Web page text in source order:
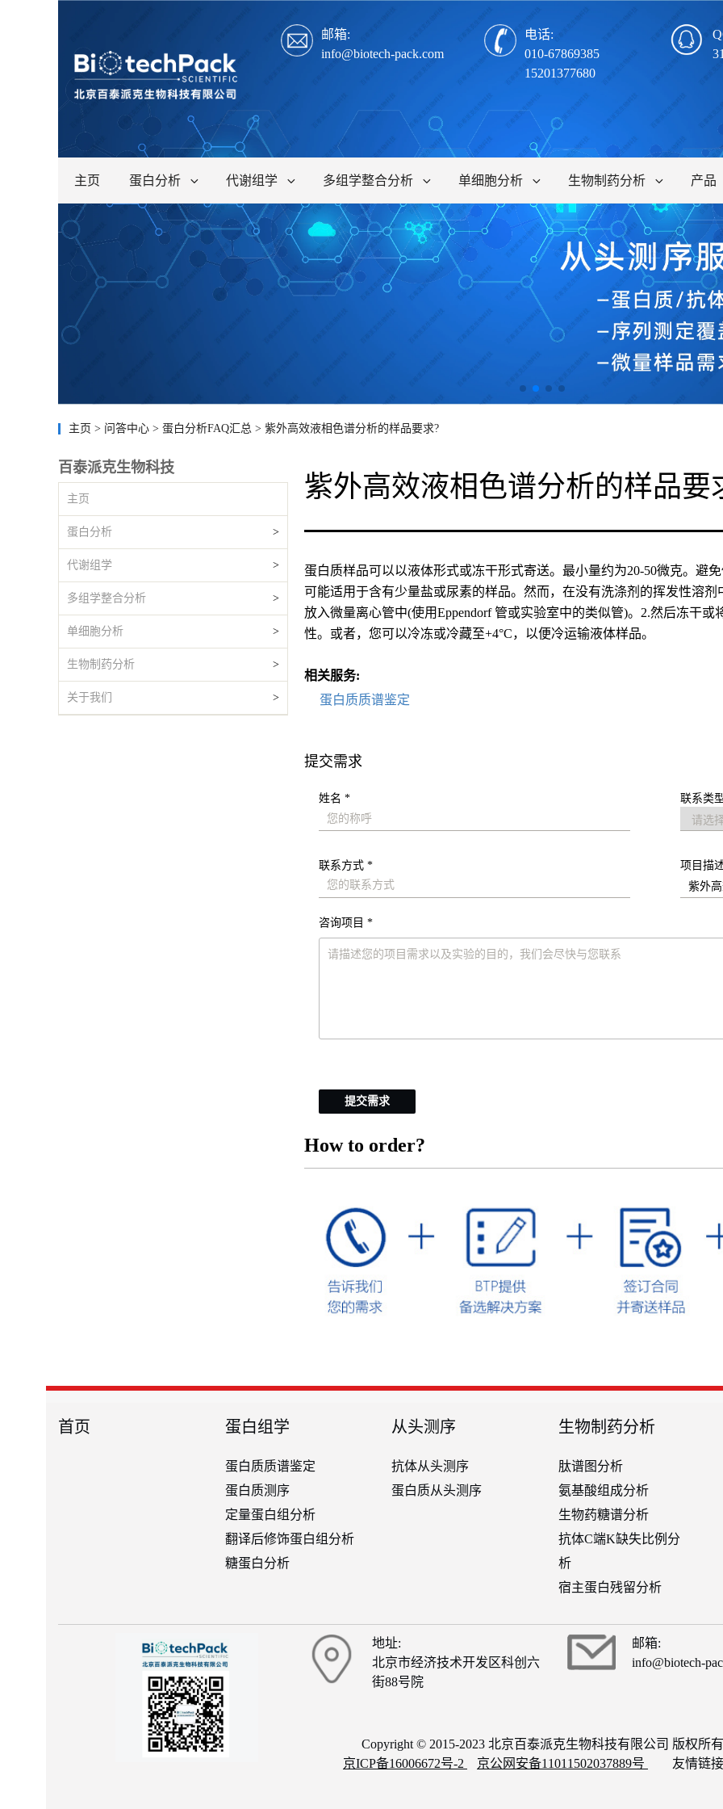
邮箱:
info@biotech-pack.com
电话:
010-67869385
15201377680
主页 蛋白分析 代谢组学 多组学整合分析 单细胞分析 生物制药分析 产品
主页 > 问答中心 > 蛋白分析FAQ汇总 > 紫外高效液相色谱分析的样品要求?
百泰派克生物科技
主页
蛋白分析 >
代谢组学 >
多组学整合分析 >
单细胞分析 >
生物制药分析 >
关于我们 >
紫外高效液相色谱分析的样品要
蛋白质样品可以以液体形式或冻干形式寄送。最小量约为20-50微克。避
可能适用于含有少量盐或尿素的样品。然而，在没有洗涤剂的挥发性溶
放入微量离心管中(使用Eppendorf 管或实验室中的类似管)。2.然后冻干
性。或者，您可以冷冻或冷藏至+4°C，以便冷运输液体样品。
相关服务:
蛋白质质谱鉴定
提交需求
姓名 * 联系类
联系方式 * 项目描
咨询项目 *
提交需求
How to order?
首页 蛋白组学
蛋白质质谱鉴定
蛋白质测序
定量蛋白组分析
翻译后修饰蛋白组分析
糖蛋白分析
从头测序
抗体从头测序
蛋白质从头测序
生物制药分析
肽谱图分析
氨基酸组成分析
生物药糖谱分析
抗体C端K缺失比例分
析
宿主蛋白残留分析
地址:
北京市经济技术开发区科创六
街88号院
邮箱:
info@biotech-
Copyright © 2015-2023 北京百泰派克生物科技有限公司 版权所有
京ICP备16006672号-2
京公网安备11011502037889号 友情链